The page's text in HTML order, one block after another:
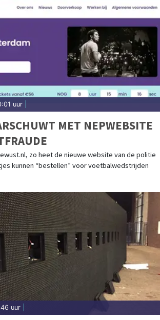
uur
MET NEPWEBSITE
zo heet de nieuwe website van de politie
kunnen “bestellen” voor voetbalwedstrijden
uur